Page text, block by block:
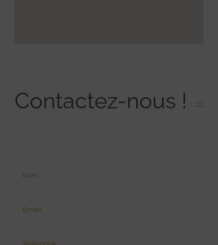
Contactez-nous !